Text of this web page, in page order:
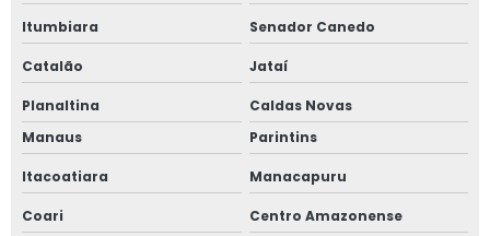
Itumbiara Senador Canedo
Catalão Jataí
Planaltina
Caldas Novas
Manaus
Parintins
Itacoatiara Manacapuru
Coari
Centro Amazonense